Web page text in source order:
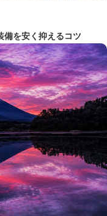
備を安く抑えるコツ